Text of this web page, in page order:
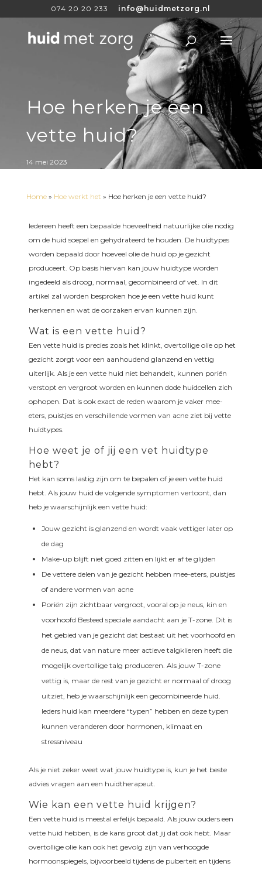
074 20 20 233 info@huidmetzorg.nl
Hoe herken je een
vette huid?
14 mei 2023
Home» Hoe werkt het » Hoe herken je een vette huid?
Iedereen heeft een bepaalde hoeveelheid natuurlijke olie nodig
om de huid soepel en gehydrateerd te houden. De huidtypes
worden bepaald door hoeveel olie de huid op je gezicht
produceert. Op basis hiervan kan jouw huidtype worden
ingedeeld als droog, normaal, gecombineerd of vet. In dit
artikel zal worden besproken hoe je een vette huid kunt
herkennen en wat de oorzaken ervan kunnen zijn.
Wat is een vette huid?
Een vette huid is precies zoals het klinkt, overtollige olie op het
gezicht zorgt voor een aanhoudend glanzend en vettig
uiterlijk. Als je een vette huid niet behandelt, kunnen poriën
verstopt en vergroot worden en kunnen dode huidcellen zich
ophopen. Dat is ook exact de reden waarom je vaker mee-
eters, puistjes en verschillende vormen van acne ziet bij vette
huidtypes.
Hoe weet je of jij een vet huidtype
hebt?
Het kan soms lastig zijn om te bepalen of je een vette huid
hebt. Als jouw huid de volgende symptomen vertoont, dan
heb je waarschijnlijk een vette huid:
Jouw gezicht is glanzend en wordt vaak vettiger later op
de dag
Make-up blijft niet goed zitten en lijkt er af te glijden
De vettere delen van je gezicht hebben mee-eters, puistjes
of andere vormen van acne
Poriën zijn zichtbaar vergroot, vooral op je neus, kin en
voorhoofd Besteed speciale aandacht aan je T-zone. Dit is
het gebied van je gezicht dat bestaat uit het voorhoofd en
de neus, dat van nature meer actieve talgklieren heeft die
mogelijk overtollige talg produceren. Als jouw T-zone
vettig is, maar de rest van je gezicht er normaal of droog
uitziet, heb je waarschijnlijk een gecombineerde huid.
Ieders huid kan meerdere “typen” hebben en deze typen
kunnen veranderen door hormonen, klimaat en
stressniveau
Als je niet zeker weet wat jouw huidtype is, kun je het beste
advies vragen aan een huidtherapeut.
Wie kan een vette huid krijgen?
Een vette huid is meestal erfelijk bepaald. Als jouw ouders een
vette huid hebben, is de kans groot dat jij dat ook hebt. Maar
overtollige olie kan ook het gevolg zijn van verhoogde
hormoonspiegels, bijvoorbeeld tijdens de puberteit en tijdens